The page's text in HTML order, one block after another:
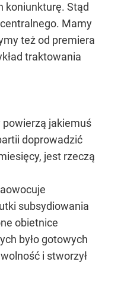
koniunkturę. Stąd
Mamy
też od premiera
traktowania
powierzą jakiemuś
doprowadzić
jest rzeczą
subsydiowania
obietnice
było gotowych
i stworzył